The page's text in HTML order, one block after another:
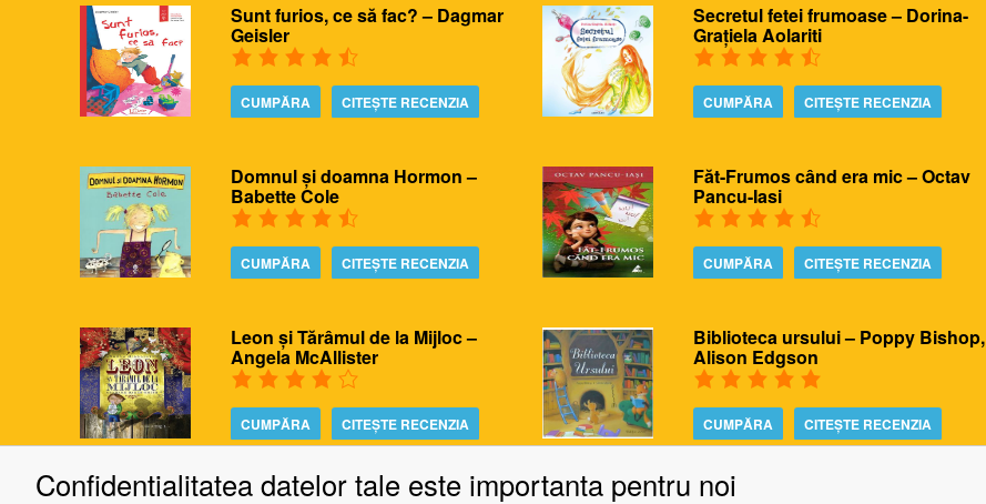
Sunt furios, ce să fac? – Dagmar
Geisler
CUMPĂRA CITEȘTE RECENZIA
Secretul fetei frumoase – Dorina-
Grațiela Aolariti
CUMPĂRA CITEȘTE RECENZIA
Domnul și doamna Hormon –
Babette Cole
CUMPĂRA CITEȘTE RECENZIA
Făt-Frumos când era mic – Octav
Pancu-Iasi
CUMPĂRA CITEȘTE RECENZIA
Leon și Tărâmul de la Mijloc –
Angela McAllister
CUMPĂRA CITEȘTE RECENZIA
Biblioteca ursului – Poppy Bishop,
Alison Edgson
CUMPĂRA CITEȘTE RECENZIA
Confidentialitatea datelor tale este importanta pentru noi